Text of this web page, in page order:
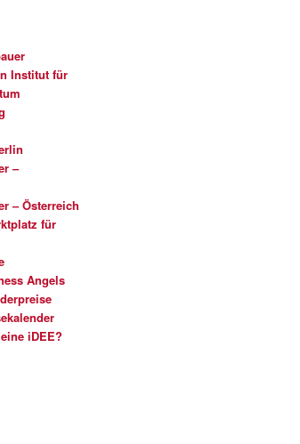
Institut für
–
– Österreich
für
Angels
iDEE?